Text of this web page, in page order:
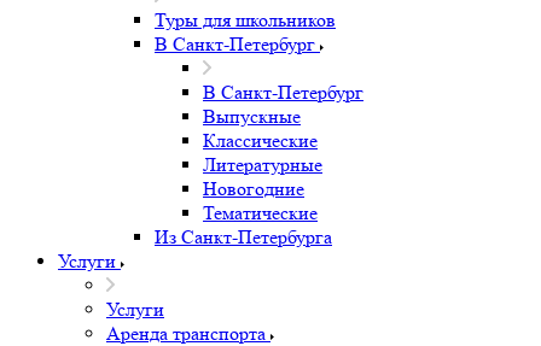
Туры для школьников
В Санкт-Петербург
В Санкт-Петербург
Выпускные
Классические
Литературные
Новогодние
Тематические
Из Санкт-Петербурга
Услуги
Услуги
Аренда транспорта